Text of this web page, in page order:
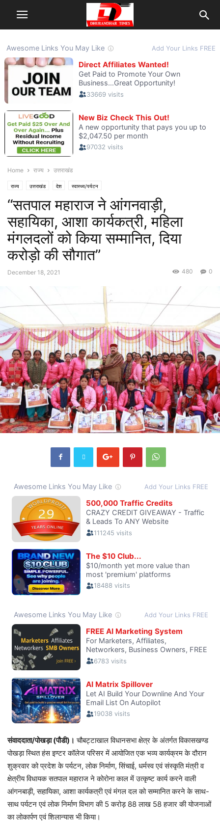
Home राज्य उत्तराखंड
राज्य उत्तराखंड देश स्वास्थ्य/पर्यटन
“सतपाल महाराज ने आंगनवाड़ी,
सहायिका, आशा कार्यकत्री, महिला
मंगलदलों को किया सम्मानित, दिया
करोड़ो की सौगात”
December 18, 2021 0
480
संवाददाता/पोखड़ा (पौडी)। चौबट्टाखाल विधानसभा क्षेत्र के अंतर्गत विकासखण्ड
पोखड़ा स्थित हंस इण्टर कॉलेज परिसर में आयोजित एक भव्य कार्यक्रम के दौरान
शुक्रवार को प्रदेश के पर्यटन, लोक निर्माण, सिंचाई, धर्मस्व एवं संस्कृति मंत्री व
क्षेत्रीय विधायक सतपाल महाराज ने कोरोना काल में उत्कृष्ट कार्य करने वाली
आंगनबाड़ी, सहायिका, आशा कार्यकत्री एवं मंगल दल को सम्मानित करने के साथ-
साथ पर्यटन एवं लोक निर्माण विभाग की 5 करोड़ 88 लाख 58 हजार की योजनाओं
का लोकार्पण एवं शिलान्यास भी किया।